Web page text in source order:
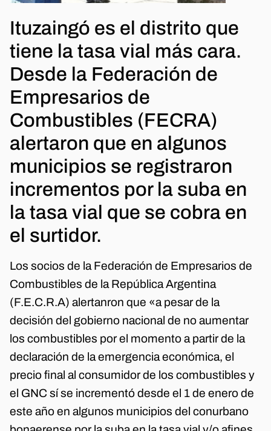
Ituzaingó es el distrito que
tiene la tasa vial más cara.
Desde la Federación de
Empresarios de
Combustibles (FECRA)
alertaron que en algunos
municipios se registraron
incrementos por la suba en
la tasa vial que se cobra en
el surtidor.
Los socios de la Federación de Empresarios de
Combustibles de la República Argentina
(F.E.C.R.A) alertanron que «a pesar de la
decisión del gobierno nacional de no aumentar
los combustibles por el momento a partir de la
declaración de la emergencia económica, el
precio final al consumidor de los combustibles y
el GNC sí se incrementó desde el 1 de enero de
este año en algunos municipios del conurbano